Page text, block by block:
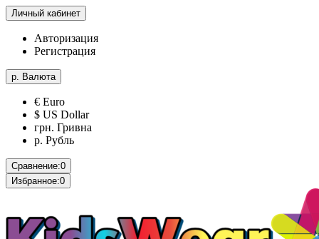
Личный кабинет
Авторизация
Регистрация
р. Валюта
€ Euro
$ US Dollar
грн. Гривна
р. Рубль
Сравнение:0
Избранное:0